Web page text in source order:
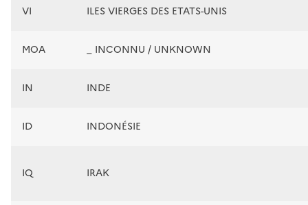
VI ILES VIERGES DES ETATS-UNIS
MOA _ INCONNU / UNKNOWN
IN INDE
ID INDONÉSIE
IQ IRAK